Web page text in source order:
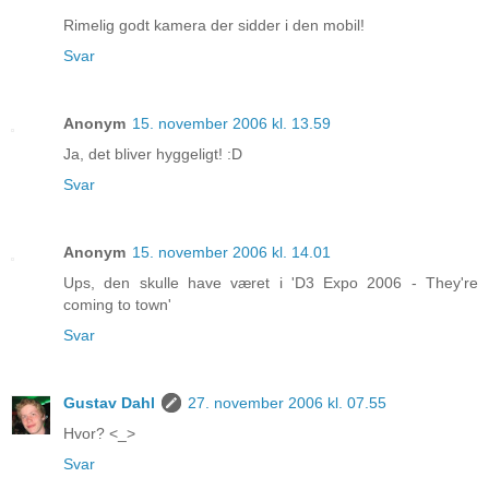
Rimelig godt kamera der sidder i den mobil!
Svar
Anonym 15. november 2006 kl. 13.59
Ja, det bliver hyggeligt! :D
Svar
Anonym 15. november 2006 kl. 14.01
Ups, den skulle have været i 'D3 Expo 2006 - They're
coming to town'
Svar
Gustav Dahl
27. november 2006 kl. 07.55
Hvor? <_>
Svar